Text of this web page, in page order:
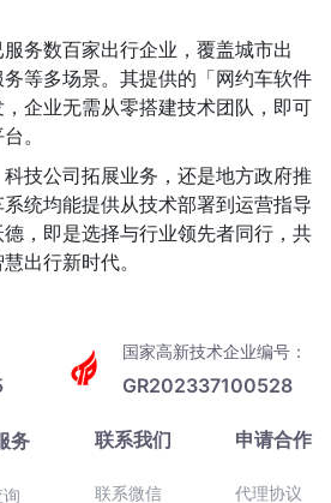
务数百家出行企业，覆盖城市出
等多场景。其提供的「网约车软件
企业无需从零搭建技术团队，即可
。
技公司拓展业务，还是地方政府推
统均能提供从技术部署到运营指导
，即是选择与行业领先者同行，共
出行新时代。
国家高新技术企业编号：
GR202337100528
务 联系我们
联系微信
申请合作
代理协议